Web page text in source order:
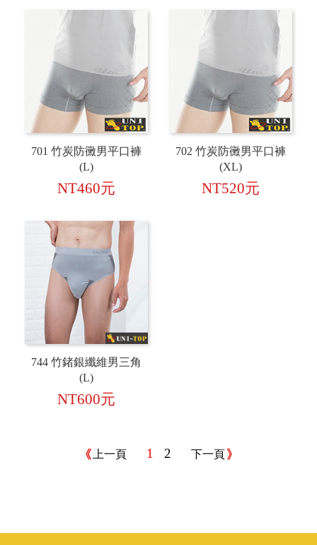
701 竹炭防黴男平口褲
(L)
NT460元
702 竹炭防黴男平口褲
(XL)
NT520元
744 竹鍺銀纖維男三角
(L)
NT600元
上一頁 1 2 下一頁